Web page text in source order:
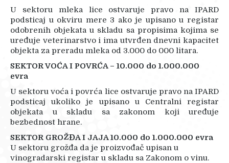
U sektoru mleka lice ostvaruje pravo na IPARD
podsticaj u okviru mere 3 ako je upisano u registar
odobrenih objekata u skladu sa propisima kojima se
uređuje veterinarstvo i ima utvrđen dnevni kapacitet
objekta za preradu mleka od 3.000 do 000 litara.
SEKTOR VOĆA I POVRĆA – 10.000 do 1.000.000
evra
U sektoru voća i povrća lice ostvaruje pravo na IPARD
podsticaj ukoliko je upisano u Centralni registar
objekata u skladu sa zakonom koji uređuje
bezbednost hrane.
SEKTOR GROŽĐA I JAJA 10.000 do 1.000.000 evra
U sektoru grožđa da je proizvođač upisan u
vinogradarski registar u skladu sa Zakonom o vinu.